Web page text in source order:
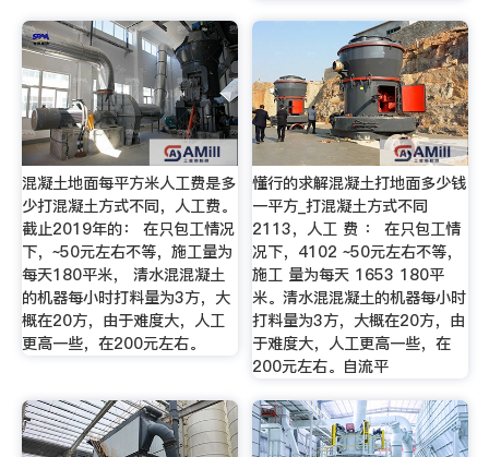
混凝土地面每平方米人工费是多
少打混凝土方式不同，人工费。
截止2019年的： 在只包工情况
下，~50元左右不等，施工量为
每天180平米， 清水混混凝土
的机器每小时打料量为3方，大
概在20方，由于难度大，人工
更高一些，在200元左右。
懂行的求解混凝土打地面多少钱
一平方_打混凝土方式不同
2113，人工 费 ： 在只包工情
况下，4102 ~50元左右不等，
施工 量为每天 1653 180平
米。清水混混凝土的机器每小时
打料量为3方，大概在20方，由
于难度大，人工更高一些，在
200元左右。自流平